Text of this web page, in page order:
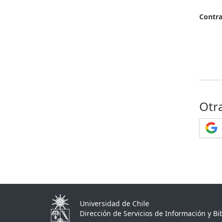
Universidad de Chile
Dirección de Servicios de Información y